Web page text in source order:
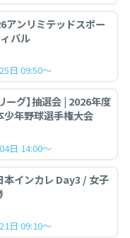
アンリミテッドスポー
バル
日 09:50～
ーグ】抽選会 | 2026年度
少年野球選手権大会
日 14:00～
本インカレ Day3 / 女子
日 09:10～